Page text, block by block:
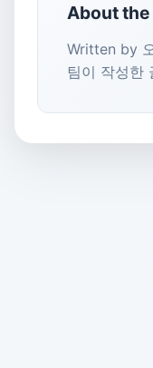
About
Written by
팀이 작성한